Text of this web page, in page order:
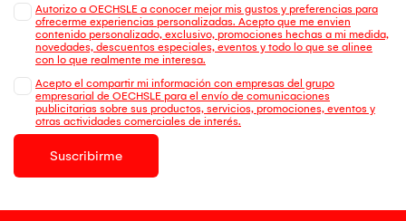
Autorizo a OECHSLE a conocer mejor mis gustos y preferencias para
ofrecerme experiencias personalizadas. Acepto que me envien
contenido personalizado, exclusivo, promociones hechas a mi medida,
novedades, descuentos especiales, eventos y todo lo que se alinee
con lo que realmente me interesa.
Acepto el compartir mi información con empresas del grupo
empresarial de OECHSLE para el envío de comunicaciones
publicitarias sobre sus productos, servicios, promociones, eventos y
otras actividades comerciales de interés.
Suscribirme